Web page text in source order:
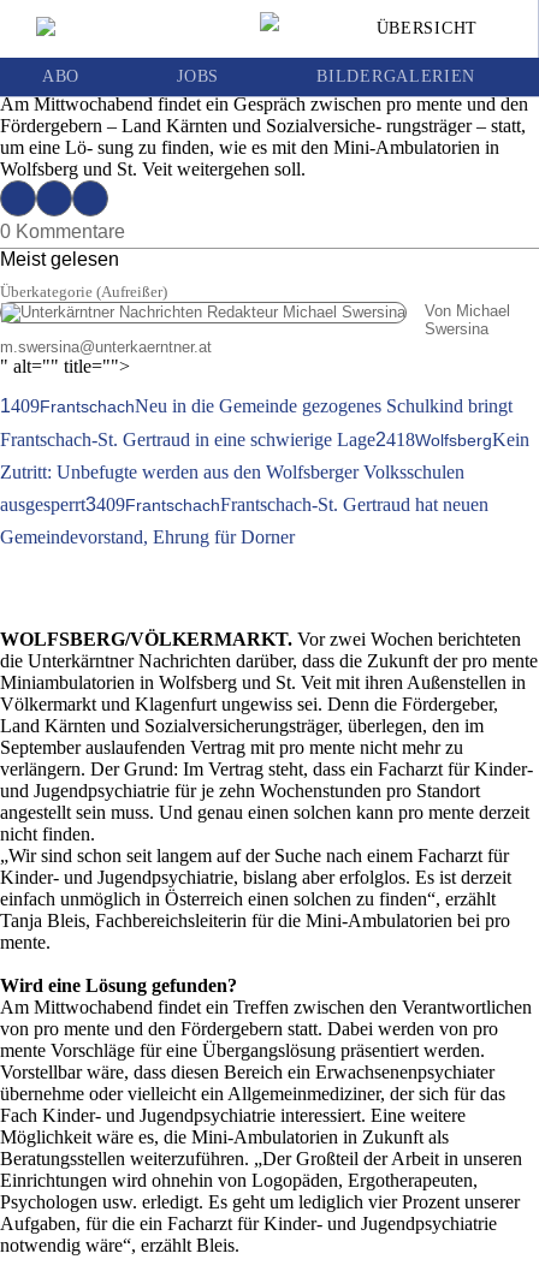
ÜBERSICHT
ABO JOBS BILDERGALERIEN
Mini-Ambulatorien: Kommt nun eine
Ausgabe | Mittwoch, 27. Juni 2018
Am Mittwochabend findet ein Gespräch zwischen pro mente und den
Fördergebern – Land Kärnten und Sozialversiche- rungsträger – statt,
um eine Lö- sung zu finden, wie es mit den Mini-Ambulatorien in
Wolfsberg und St. Veit weitergehen soll.
0 Kommentare
Meist gelesen
Überkategorie (Aufreißer)
Von Michael
Swersina
m.swersina@unterkaerntner.at
" alt="" title="">
1409FrantschachNeu in die Gemeinde gezogenes Schulkind bringt
Frantschach-St. Gertraud in eine schwierige Lage2418WolfsbergKein
Zutritt: Unbefugte werden aus den Wolfsberger Volksschulen
ausgesperrt3409FrantschachFrantschach-St. Gertraud hat neuen
Gemeindevorstand, Ehrung für Dorner
WOLFSBERG/VÖLKERMARKT. Vor zwei Wochen berichteten
die Unterkärntner Nachrichten darüber, dass die Zukunft der pro mente
Miniambulatorien in Wolfsberg und St. Veit mit ihren Außenstellen in
Völkermarkt und Klagenfurt ungewiss sei. Denn die Fördergeber,
Land Kärnten und Sozialversicherungsträger, überlegen, den im
September auslaufenden Vertrag mit pro mente nicht mehr zu
verlängern. Der Grund: Im Vertrag steht, dass ein Facharzt für Kinder-
und Jugendpsychiatrie für je zehn Wochenstunden pro Standort
angestellt sein muss. Und genau einen solchen kann pro mente derzeit
nicht finden.
„Wir sind schon seit langem auf der Suche nach einem Facharzt für
Kinder- und Jugendpsychiatrie, bislang aber erfolglos. Es ist derzeit
einfach unmöglich in Österreich einen solchen zu finden“, erzählt
Tanja Bleis, Fachbereichsleiterin für die Mini-Ambulatorien bei pro
mente.
Wird eine Lösung gefunden?
Am Mittwochabend findet ein Treffen zwischen den Verantwortlichen
von pro mente und den Fördergebern statt. Dabei werden von pro
mente Vorschläge für eine Übergangslösung präsentiert werden.
Vorstellbar wäre, dass diesen Bereich ein Erwachsenenpsychiater
übernehme oder vielleicht ein Allgemeinmediziner, der sich für das
Fach Kinder- und Jugendpsychiatrie interessiert. Eine weitere
Möglichkeit wäre es, die Mini-Ambulatorien in Zukunft als
Beratungsstellen weiterzuführen. „Der Großteil der Arbeit in unseren
Einrichtungen wird ohnehin von Logopäden, Ergotherapeuten,
Psychologen usw. erledigt. Es geht um lediglich vier Prozent unserer
Aufgaben, für die ein Facharzt für Kinder- und Jugendpsychiatrie
notwendig wäre“, erzählt Bleis.